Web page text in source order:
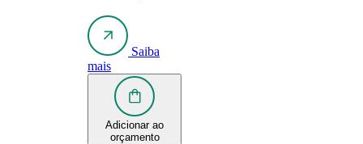
Saiba
mais
Adicionar ao
orçamento